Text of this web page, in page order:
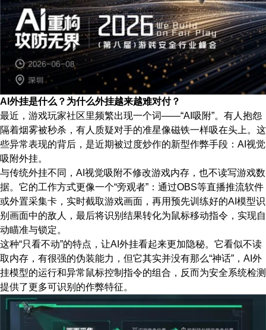
AI外挂是什么？为什么外挂越来越难对付？
最近，游戏玩家社区里频繁出现一个词——“AI吸附”。有人抱怨
隔着烟雾被秒杀，有人质疑对手的准星像磁铁一样吸在头上。这
些异常表现的背后，是近期被过度炒作的新型作弊手段：AI视觉
吸附外挂。
与传统外挂不同，AI视觉吸附不修改游戏内存，也不读写游戏数
据。它的工作方式更像一个“旁观者”：通过OBS等直播推流软件
或外置采集卡，实时截取游戏画面，再用预先训练好的AI模型识
别画面中的敌人，最后将识别结果转化为鼠标移动指令，实现自
动瞄准与锁定。
这种“只看不动”的特点，让AI外挂看起来更加隐秘。它看似不读
取内存，有很强的伪装能力，但它其实并没有那么“神话”，AI外
挂模型的运行和异常鼠标控制指令的组合，反而为安全系统检测
提供了更多可识别的作弊特征。